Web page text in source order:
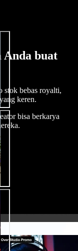
Anda buat
stok bebas royalti,
keren.
bisa berkarya